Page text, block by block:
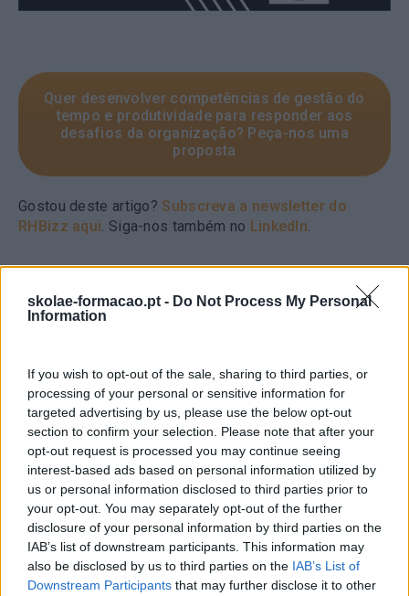
skolae-formacao.pt - Do Not Process My Personal
Information
If you wish to opt-out of the sale, sharing to third parties, or
processing of your personal or sensitive information for
targeted advertising by us, please use the below opt-out
section to confirm your selection. Please note that after your
opt-out request is processed you may continue seeing
interest-based ads based on personal information utilized by
us or personal information disclosed to third parties prior to
your opt-out. You may separately opt-out of the further
disclosure of your personal information by third parties on the
IAB’s list of downstream participants. This information may
also be disclosed by us to third parties on the IAB’s List of
Downstream Participants that may further disclose it to other
Quer desenvolver competências de gestão do
tempo e produtividade para responder aos
desafios da organização? Peça-nos uma
proposta
Gostou deste artigo? Subscreva a newsletter do
RHBizz aqui . Siga-nos também no LinkedIn
Anterior
TEMPO E
PRODUTIVIDADE,
EXPLORAR UM
CAMINHO MENOS
PERCORRIDO
FEEDBACK, NÃO É POR
MUITO OUVIRMOS
FALAR QUE O
PRATICAMOS DE FORMA
SAUDÁVEL, TAMBÉM
AQUI É PRECISO
EVOLUIR